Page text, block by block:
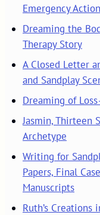
Emergency
Dreaming the
Therapy Story
A Closed Letter
and Sandplay
Dreaming of
Jasmin, Thirteen
Archetype
Writing for
Papers, Final
Manuscripts
Ruth’s